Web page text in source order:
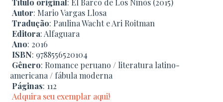
Título original: El Barco de Los Ninõs (2015)
Autor: Mario Vargas Llosa
Tradução: Paulina Wacht e Ari Roitman
Editora: Alfaguara
Ano: 2016
ISBN: 9788556520104
Gênero: Romance peruano / literatura latino-
americana / fábula moderna
Páginas: 112
Adquira seu exemplar aqui!